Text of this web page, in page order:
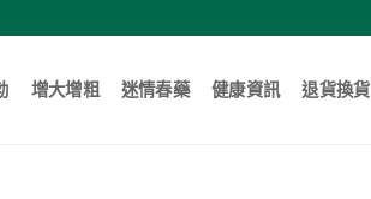
增大增粗 迷情春藥 健康資訊 退貨換貨